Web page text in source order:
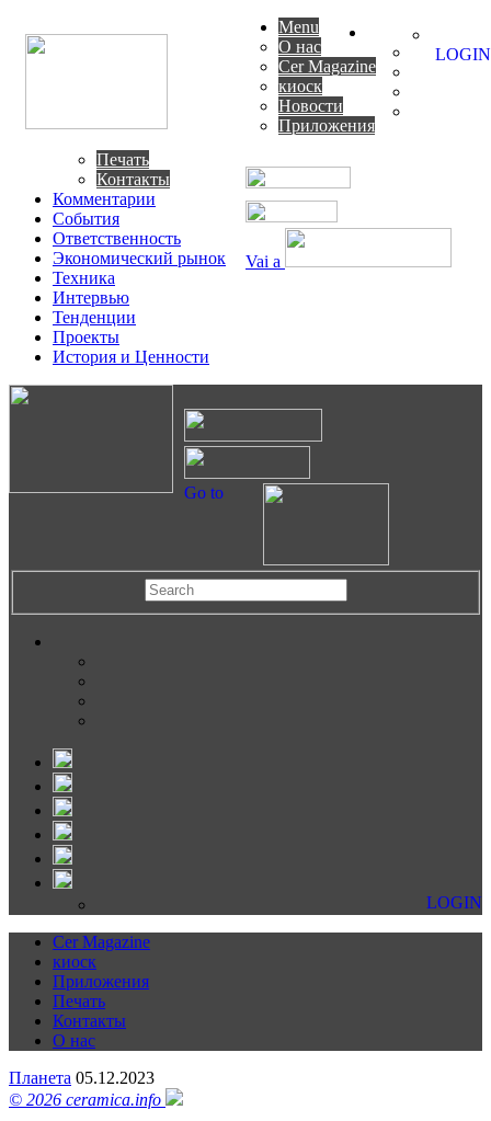
Vai a
Menu
О нас
Cer Magazine
киоск
Новости
Приложения
Печать
Контакты
Комментарии
События
Ответственность
Экономический рынок
Техника
Интервью
Тенденции
Проекты
История и Ценности
LOGIN
Go to
LOGIN
Cer Magazine
киоск
Приложения
Печать
Контакты
О нас
Планета 05.12.2023
© 2026 ceramica.info